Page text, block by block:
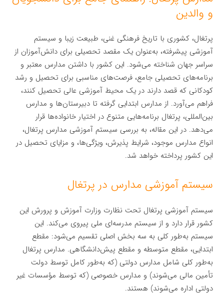
و والدین
پرتغال، کشوری با تاریخ فرهنگی غنی، طبیعت زیبا و سیستم
آموزشی پیشرفته، به‌عنوان یک مقصد تحصیلی برای دانش‌آموزان از
سراسر جهان شناخته می‌شود. این کشور با داشتن مدارس معتبر و
برنامه‌های تحصیلی جامع، فرصت‌های مناسبی برای تحصیل و رشد
کودکانی که قصد دارند در یک محیط آموزشی عالی تحصیل کنند،
فراهم می‌آورد. از مدارس ابتدایی گرفته تا دبیرستان‌ها و مدارس
بین‌المللی، پرتغال برنامه‌هایی متنوع در اختیار خانواده‌ها قرار
می‌دهد. در این مقاله، به بررسی سیستم آموزشی مدارس پرتغال،
انواع مدارس موجود، شرایط پذیرش، ویژگی‌ها، و مزایای تحصیل در
این کشور پرداخته خواهد شد.
سیستم آموزشی مدارس در پرتغال
سیستم آموزشی پرتغال تحت نظارت وزارت آموزش و پرورش این
کشور قرار دارد و از سیستم مدرسه‌ای ملی پیروی می‌کند. این
سیستم به‌طور کلی به سه بخش اصلی تقسیم می‌شود: مقطع
ابتدایی، مقطع متوسطه و مقطع پیش‌دانشگاهی. مدارس پرتغال
به‌طور کلی شامل مدارس دولتی (که به‌طور کامل توسط دولت
تأمین مالی می‌شوند) و مدارس خصوصی (که توسط مؤسسات غیر
دولتی اداره می‌شوند) هستند.